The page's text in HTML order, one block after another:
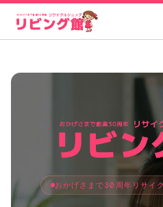
おかげさまで30周年リサイ